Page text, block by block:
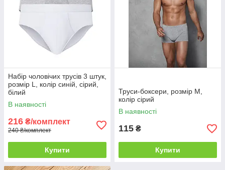
Набір чоловічих трусів 3 штук,
розмір L, колір синій, сірий,
білий
В наявності
216 ₴/комплект
240 ₴/комплект
Купити
Труси-боксери, розмір M,
колір сірий
В наявності
115 ₴
Купити